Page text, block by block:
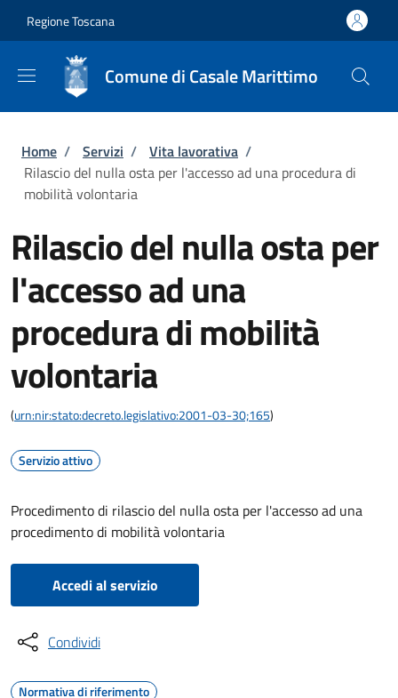
Regione Toscana
Comune di Casale Marittimo
Briciole di pane
Home / Servizi / Vita lavorativa /
Rilascio del nulla osta per l'accesso ad una procedura di
mobilità volontaria
Rilascio del nulla osta per
l'accesso ad una
procedura di mobilità
volontaria
(urn:nir:stato:decreto.legislativo:2001-03-30;165)
Servizio attivo
Procedimento di rilascio del nulla osta per l'accesso ad una
procedimento di mobilità volontaria
Accedi al servizio
Condividi
Normativa di riferimento